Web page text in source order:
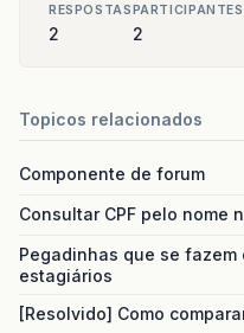
RESPOSTAS
2
PARTICIPANTES
2
Topicos relacionados
Componente de forum
Consultar CPF pelo nome
Pegadinhas que se fazem
estagiários
[Resolvido] Como